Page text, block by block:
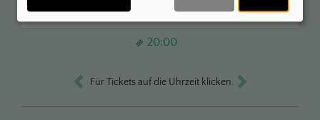
20:00
Für Tickets auf die Uhrzeit klicken.